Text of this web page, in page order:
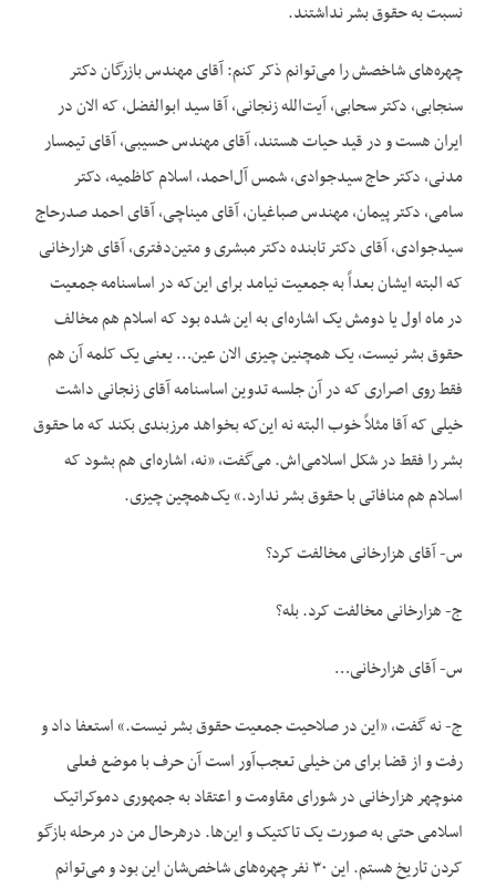
نسبت به حقوق بشر نداشتند.
چهره‌های شاخصش را می‌توانم ذکر کنم: آقای مهندس بازرگان دکتر
سنجابی، دکتر سحابی، آیت‌الله زنجانی، آقا سید ابوالفضل، که الان در
ایران هست و در قید حیات هستند، آقای مهندس حسیبی، آقای تیمسار
مدنی، دکتر حاج سیدجوادی، شمس آل‌احمد، اسلام کاظمیه، دکتر
سامی، دکتر پیمان، مهندس صباغیان، آقای میناچی، آقای احمد صدرحاج
سیدجوادی، آقای دکتر تابنده دکتر مبشری و متین‌دفتری، آقای هزارخانی
که البته ایشان بعداً به جمعیت نیامد برای این‌که در اساسنامه جمعیت
در ماه اول یا دومش یک اشاره‌ای به این شده بود که اسلام هم مخالف
حقوق بشر نیست، یک همچنین چیزی الان عین… یعنی یک کلمه آن هم
فقط روی اصراری که در آن جلسه تدوین اساسنامه آقای زنجانی داشت
خیلی که آقا مثلاً خوب البته نه این‌که بخواهد مرزبندی بکند که ما حقوق
بشر را فقط در شکل اسلامی‌اش. می‌گفت، «نه، اشاره‌ای هم بشود که
اسلام هم منافاتی با حقوق بشر ندارد.» یک‌همچین چیزی.
س- آقای هزارخانی مخالفت کرد؟
ج- هزارخانی مخالفت کرد. بله؟
س- آقای هزارخانی…
ج- نه گفت، «این در صلاحیت جمعیت حقوق بشر نیست.» استعفا داد و
رفت و از قضا برای من خیلی تعجب‌آور است آن حرف با موضع فعلی
منوچهر هزارخانی در شورای مقاومت و اعتقاد به جمهوری دموکراتیک
اسلامی حتی به صورت یک تاکتیک و این‌ها. درهرحال من در مرحله بازگو
کردن تاریخ هستم. این ۳۰ نفر چهره‌های شاخص‌شان این بود و می‌توانم